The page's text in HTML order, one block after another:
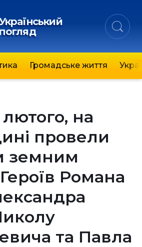
Громадське життя
лютого, на
провели
земним
Романа
та Павла